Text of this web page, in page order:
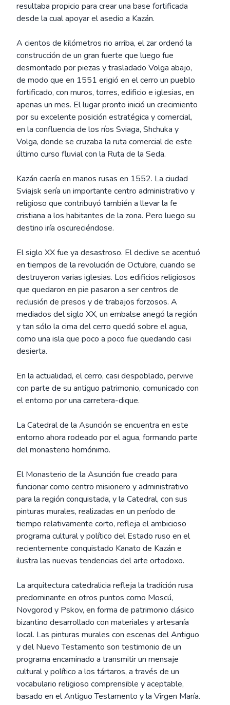
resultaba propicio para crear una base fortificada
desde la cual apoyar el asedio a Kazán.
A cientos de kilómetros rio arriba, el zar ordenó la
construcción de un gran fuerte que luego fue
desmontado por piezas y trasladado Volga abajo,
de modo que en 1551 erigió en el cerro un pueblo
fortificado, con muros, torres, edificio e iglesias, en
apenas un mes. El lugar pronto inició un crecimiento
por su excelente posición estratégica y comercial,
en la confluencia de los ríos Sviaga, Shchuka y
Volga, donde se cruzaba la ruta comercial de este
último curso fluvial con la Ruta de la Seda.
Kazán caería en manos rusas en 1552. La ciudad
Sviajsk sería un importante centro administrativo y
religioso que contribuyó también a llevar la fe
cristiana a los habitantes de la zona. Pero luego su
destino iría oscureciéndose.
El siglo XX fue ya desastroso. El declive se acentuó
en tiempos de la revolución de Octubre, cuando se
destruyeron varias iglesias. Los edificios religiosos
que quedaron en pie pasaron a ser centros de
reclusión de presos y de trabajos forzosos. A
mediados del siglo XX, un embalse anegó la región
y tan sólo la cima del cerro quedó sobre el agua,
como una isla que poco a poco fue quedando casi
desierta.
En la actualidad, el cerro, casi despoblado, pervive
con parte de su antiguo patrimonio, comunicado con
el entorno por una carretera-dique.
La Catedral de la Asunción se encuentra en este
entorno ahora rodeado por el agua, formando parte
del monasterio homónimo.
El Monasterio de la Asunción fue creado para
funcionar como centro misionero y administrativo
para la región conquistada, y la Catedral, con sus
pinturas murales, realizadas en un período de
tiempo relativamente corto, refleja el ambicioso
programa cultural y político del Estado ruso en el
recientemente conquistado Kanato de Kazán e
ilustra las nuevas tendencias del arte ortodoxo.
La arquitectura catedralicia refleja la tradición rusa
predominante en otros puntos como Moscú,
Novgorod y Pskov, en forma de patrimonio clásico
bizantino desarrollado con materiales y artesanía
local. Las pinturas murales con escenas del Antiguo
y del Nuevo Testamento son testimonio de un
programa encaminado a transmitir un mensaje
cultural y político a los tártaros, a través de un
vocabulario religioso comprensible y aceptable,
basado en el Antiguo Testamento y la Virgen María.